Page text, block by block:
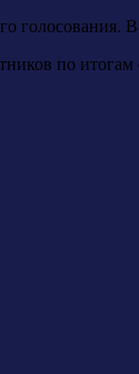
по итогам